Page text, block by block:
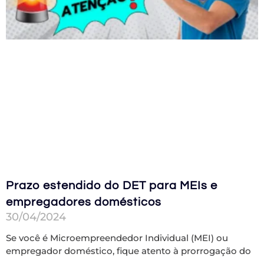
Prazo estendido do DET para MEIs e
empregadores domésticos
30/04/2024
Se você é Microempreendedor Individual (MEI) ou
empregador doméstico, fique atento à prorrogação do